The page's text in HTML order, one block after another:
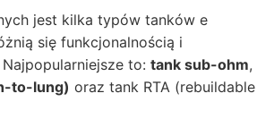
jest kilka typów tanków e
się funkcjonalnością i
to: tank sub-ohm,
to-lung) oraz tank RTA (rebuildable